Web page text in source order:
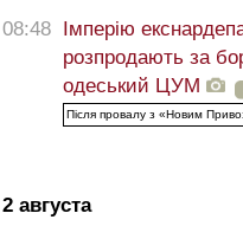
08:48
Імперію
розпродають за
одеський ЦУМ
Після провалу з «Новим
2 августа